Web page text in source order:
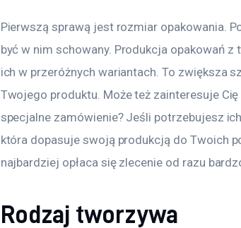
Pierwszą sprawą jest rozmiar opakowania.
być w nim schowany. Produkcja opakowań
ich w przeróżnych wariantach. To zwiększa
Twojego produktu. Może też zainteresuje Cię
specjalne zamówienie? Jeśli potrzebujesz
która dopasuje swoją produkcją do Twoich
najbardziej opłaca się zlecenie od razu
Rodzaj tworzywa